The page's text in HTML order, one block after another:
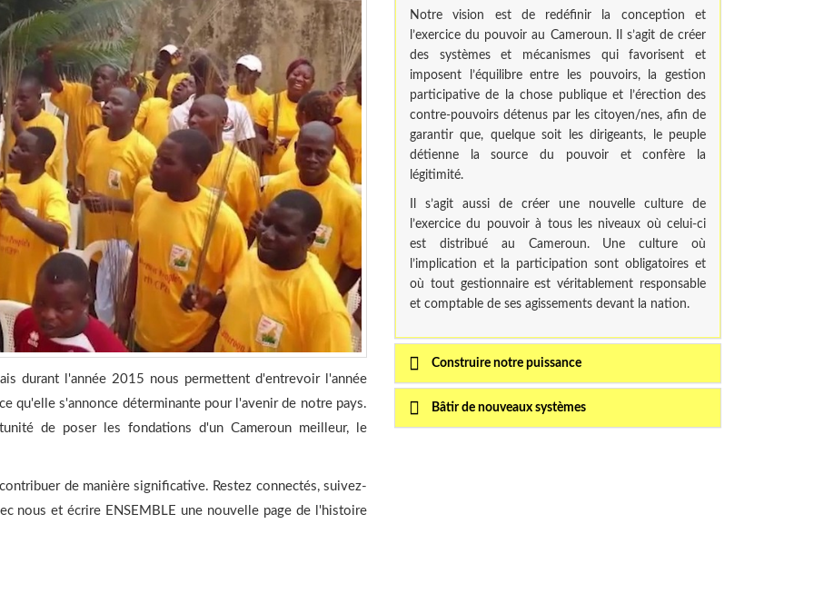
durant l'année 2015 nous permettent d'entrevoir l'année
qu'elle s'annonce déterminante pour l'avenir de notre pays.
de poser les fondations d'un Cameroun meilleur, le
de manière significative. Restez connectés, suivez-
nous et écrire ENSEMBLE une nouvelle page de l'histoire
Notre vision est de redéfinir la conception et
l’exercice du pouvoir au Cameroun. Il s’agit de créer
des systèmes et mécanismes qui favorisent et
imposent l’équilibre entre les pouvoirs, la gestion
participative de la chose publique et l’érection des
contre-pouvoirs détenus par les citoyen/nes, afin de
garantir que, quelque soit les dirigeants, le peuple
détienne la source du pouvoir et confère la
légitimité.
Il s’agit aussi de créer une nouvelle culture de
l’exercice du pouvoir à tous les niveaux où celui-ci
est distribué au Cameroun. Une culture où
l’implication et la participation sont obligatoires et
où tout gestionnaire est véritablement responsable
et comptable de ses agissements devant la nation.
Construire notre puissance
Bâtir de nouveaux systèmes